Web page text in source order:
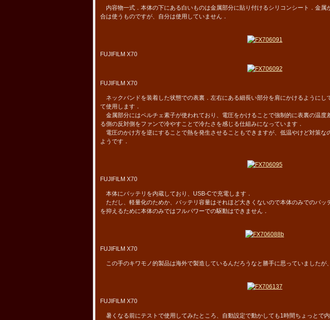
内容物一式．本体の下にある白いものは金属部分に貼り付けるシリコンシート．金属
合は使うものですが、自分は使用していません．
FUJIFILM X70
FUJIFILM X70
ネックバンドを装着した状態での表裏．左右にある細長い部分を肩にかけるようにし
て使用します．
金属部分にはペルチェ素子が使われており、電圧をかけることで強制的に表裏の温度
る側の反対側をファンで冷やすことで冷たさを感じる仕組みになっています．
電圧のかけ方を逆にすることで熱を発生させることもできますが、低温やけど対策な
ようです．
FUJIFILM X70
本体にバッテリを内蔵しており、USB-Cで充電します．
ただし、軽量化のためか、バッテリ容量はそれほど大きくないので本体のみでのバッ
を抑えるために本体のみではフルパワーでの駆動はできません．
FUJIFILM X70
この手のキワモノ的製品は海外で製造しているんだろうなと勝手に思っていましたが
FUJIFILM X70
暑くなる前にテストで使用してみたところ、自動設定で動かしても1時間ちょっとで